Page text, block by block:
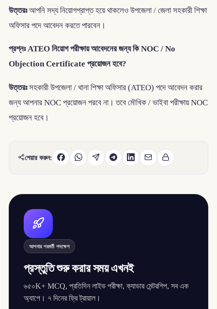
উত্তরঃআপনি সদ্য নিয়োগপ্রাপ্ত হয়ে থাকলেও উপজেলা / জেলা সহকারী শিক্ষা
অফিসার পদে আবেদন করতে পারবেন।
প্রশ্নঃ ATEO নিয়োগ পরীক্ষায় আবেদনের জন্য কি NOC / No
Objection Certificate প্রয়োজন হবে?
উত্তরঃসহকারী উপজেলা / থানা শিক্ষা অফিসার (ATEO) পদে আবেদন করার
জন্য আপনার NOC প্রয়োজন পরবে না। তবে মৌখিক / ভাইবা পরীক্ষায় NOC
প্রয়োজন হবে।
শেয়ার করুন:
আপনার পরবর্তী পদক্ষেপ
প্রস্তুতি শুরু করার সময় এখনই
৬৫০K+ MCQ, প্রতিদিন লাইভ পরীক্ষা, ক্যাডার মেন্টরশিপ, সব এক
অ্যাপে। ৭ দিনের ফ্রি ট্রায়াল।